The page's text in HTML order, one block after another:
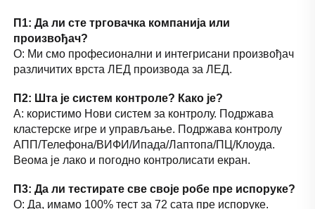
П1: Да ли сте трговачка компанија или
произвођач?
О: Ми смо професионални и интегрисани произвођач
различитих врста ЛЕД производа за ЛЕД.
П2: Шта је систем контроле? Како је?
А: користимо Нови систем за контролу. Подржава
кластерске игре и управљање. Подржава контролу
АПП/Телефона/ВИФИ/Ипада/Лаптопа/ПЦ/Клоуда.
Веома је лако и погодно контролисати екран.
П3: Да ли тестирате све своје робе пре испоруке?
О: Да, имамо 100% тест за 72 сата пре испоруке.